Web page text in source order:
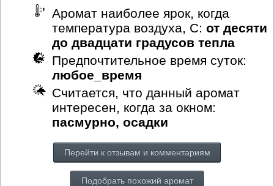
Аромат наиболее ярок, когда
температура воздуха, С: от десяти
до двадцати градусов тепла
Предпочтительное время суток:
любое_время
Считается, что данный аромат
интересен, когда за окном:
пасмурно, осадки
Перейти к отзывам и комментариям
Подобрать похожий аромат